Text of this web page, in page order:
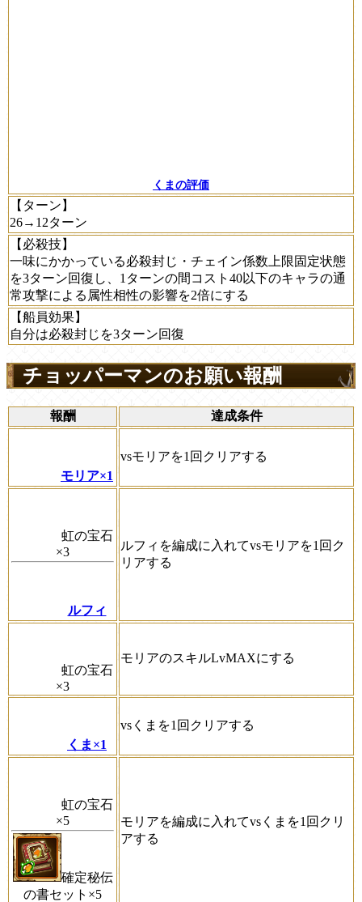
くまの評価
【ターン】
26→12ターン
【必殺技】
一味にかかっている必殺封じ・チェイン係数上限固定状態
を3ターン回復し、1ターンの間コスト40以下のキャラの通
常攻撃による属性相性の影響を2倍にする
【船員効果】
自分は必殺封じを3ターン回復
チョッパーマンのお願い報酬
報酬 達成条件
モリア×1
vsモリアを1回クリアする
虹の宝石
×3
ルフィ
ルフィを編成に入れてvsモリアを1回ク
リアする
虹の宝石
×3
モリアのスキルLvMAXにする
くま×1
vsくまを1回クリアする
虹の宝石
×5
確定秘伝
の書セット×5
モリアを編成に入れてvsくまを1回クリ
アする